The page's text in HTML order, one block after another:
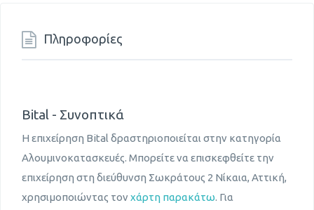
Πληροφορίες
Bital - Συνοπτικά
Η επιχείρηση Bital δραστηριοποιείται στην κατηγορία
Αλουμινοκατασκευές. Μπορείτε να επισκεφθείτε την
επιχείρηση στη διεύθυνση Σωκράτους 2 Νίκαια, Αττική,
χρησιμοποιώντας τον χάρτη παρακάτω. Για